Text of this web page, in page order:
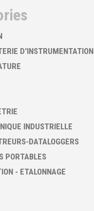
D'INSTRUMENTATION
INDUSTRIELLE
DATALOGGERS
PORTABLES
- ETALONNAGE